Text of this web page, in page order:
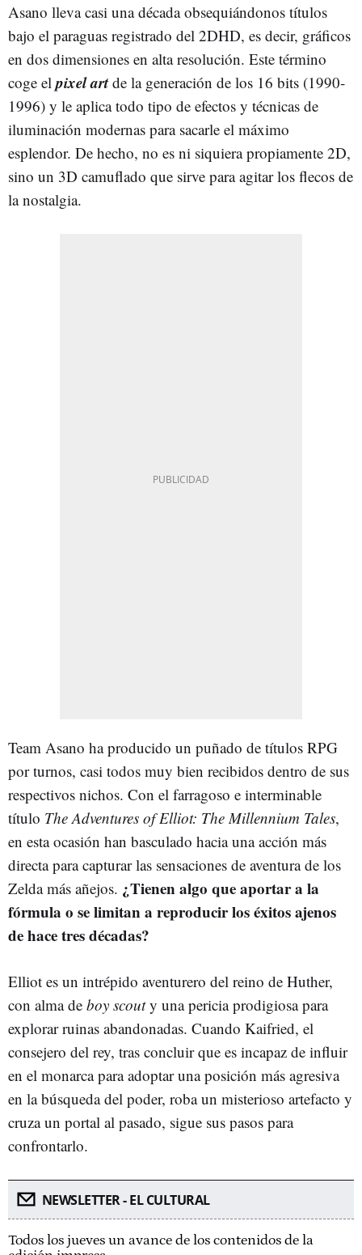
Asano lleva casi una década obsequiándonos títulos
bajo el paraguas registrado del 2DHD, es decir, gráficos
en dos dimensiones en alta resolución. Este término
coge el pixel artde la generación de los 16 bits (1990-
1996) y le aplica todo tipo de efectos y técnicas de
iluminación modernas para sacarle el máximo
esplendor. De hecho, no es ni siquiera propiamente 2D,
sino un 3D camuflado que sirve para agitar los flecos de
la nostalgia.
Team Asano ha producido un puñado de títulos RPG
por turnos, casi todos muy bien recibidos dentro de sus
respectivos nichos. Con el farragoso e interminable
título The Adventures of Elliot: The Millennium Tales,
en esta ocasión han basculado hacia una acción más
directa para capturar las sensaciones de aventura de los
Zelda más añejos. ¿Tienen algo que aportar a la
fórmula o se limitan a reproducir los éxitos ajenos
de hace tres décadas?
Elliot es un intrépido aventurero del reino de Huther,
con alma de boy scouty una pericia prodigiosa para
explorar ruinas abandonadas. Cuando Kaifried, el
consejero del rey, tras concluir que es incapaz de influir
en el monarca para adoptar una posición más agresiva
en la búsqueda del poder, roba un misterioso artefacto y
cruza un portal al pasado, sigue sus pasos para
confrontarlo.
NEWSLETTER - EL CULTURAL
Todos los jueves un avance de los contenidos de la